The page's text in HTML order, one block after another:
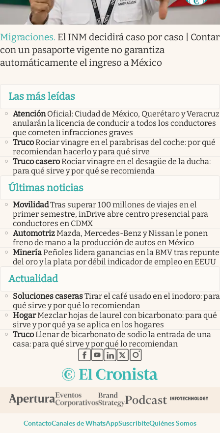
Migraciones. El INM decidirá caso por caso | Contar
con un pasaporte vigente no garantiza
automáticamente el ingreso a México
Las más leídas
Atención Oficial: Ciudad de México, Querétaro y Veracruz
anularán la licencia de conducir a todos los conductores
que cometen infracciones graves
TrucoRociar vinagre en el parabrisas del coche: por qué
recomiendan hacerlo y para qué sirve
Truco caseroRociar vinagre en el desagüe de la ducha:
para qué sirve y por qué se recomienda
Últimas noticias
MovilidadTras superar 100 millones de viajes en el
primer semestre, inDrive abre centro presencial para
conductores en CDMX
AutomotrizMazda, Mercedes-Benz y Nissan le ponen
freno de mano a la producción de autos en México
MineríaPeñoles lidera ganancias en la BMV tras repunte
del oro y la plata por débil indicador de empleo en EEUU
Actualidad
Soluciones caserasTirar el café usado en el inodoro: para
qué sirve y por qué lo recomiendan
HogarMezclar hojas de laurel con bicarbonato: para qué
sirve y por qué ya se aplica en los hogares
TrucoLlenar de bicarbonato de sodio la entrada de una
casa: para qué sirve y por qué lo recomiendan
abre en nueva pestaña
abre en nueva pestaña
abre en nueva pestaña
abre en nueva pestaña
abre en nueva pestaña
ContactoCanales de WhatsAppSuscribiteQuiénes Somos